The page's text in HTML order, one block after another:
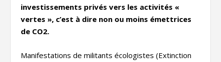
investissements privés vers les activités «
vertes », c’est à dire non ou moins émettrices
de CO2.
Manifestations de militants écologistes (Extinction